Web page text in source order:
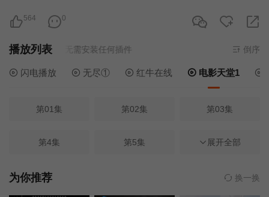
564 0
播放列表
源电影天堂1- 无需安装任何插件 倒序
闪电播放 无尽① 红牛在线 电影天堂1
第01集 第02集 第03集
第4集 第5集 第04集
第05集 第07集
展开全部
为你推荐 换一换